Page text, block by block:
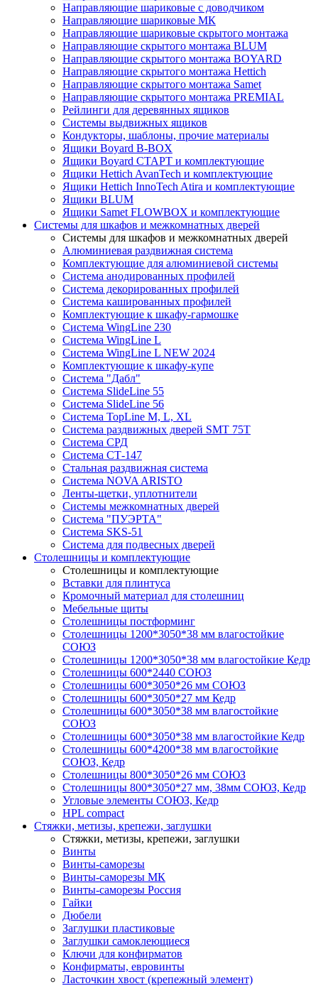
Направляющие шариковые с доводчиком
Направляющие шариковые МК
Направляющие шариковые скрытого монтажа
Направляющие скрытого монтажа BLUM
Направляющие скрытого монтажа BOYARD
Направляющие скрытого монтажа Hettich
Направляющие скрытого монтажа Samet
Направляющие скрытого монтажа PREMIAL
Рейлинги для деревянных ящиков
Системы выдвижных ящиков
Кондукторы, шаблоны, прочие материалы
Ящики Boyard B-BOX
Ящики Boyard СТАРТ и комплектующие
Ящики Hettich AvanTech и комплектующие
Ящики Hettich InnoTech Atira и комплектующие
Ящики BLUM
Ящики Samet FLOWBOX и комплектующие
Системы для шкафов и межкомнатных дверей
Системы для шкафов и межкомнатных дверей
Алюминиевая раздвижная система
Комплектующие для алюминиевой системы
Система анодированных профилей
Система декорированных профилей
Система кашированных профилей
Комплектующие к шкафу-гармошке
Система WingLine 230
Система WingLine L
Система WingLine L NEW 2024
Комплектующие к шкафу-купе
Система "Дабл"
Система SlideLine 55
Система SlideLine 56
Система TopLine M, L, XL
Система раздвижных дверей SMT 75T
Система СРД
Система СТ-147
Стальная раздвижная система
Система NOVA ARISTO
Ленты-щетки, уплотнители
Системы межкомнатных дверей
Система "ПУЭРТА"
Система SKS-51
Система для подвесных дверей
Столешницы и комплектующие
Столешницы и комплектующие
Вставки для плинтуса
Кромочный материал для столешниц
Мебельные щиты
Столешницы постформинг
Столешницы 1200*3050*38 мм влагостойкие
СОЮЗ
Столешницы 1200*3050*38 мм влагостойкие Кедр
Столешницы 600*2440 СОЮЗ
Столешницы 600*3050*26 мм СОЮЗ
Столешницы 600*3050*27 мм Кедр
Столешницы 600*3050*38 мм влагостойкие
СОЮЗ
Столешницы 600*3050*38 мм влагостойкие Кедр
Столешницы 600*4200*38 мм влагостойкие
СОЮЗ, Кедр
Столешницы 800*3050*26 мм СОЮЗ
Столешницы 800*3050*27 мм, 38мм СОЮЗ, Кедр
Угловые элементы СОЮЗ, Кедр
HPL compact
Стяжки, метизы, крепежи, заглушки
Стяжки, метизы, крепежи, заглушки
Винты
Винты-саморезы
Винты-саморезы МК
Винты-саморезы Россия
Гайки
Дюбели
Заглушки пластиковые
Заглушки самоклеющиеся
Ключи для конфирматов
Конфирматы, евровинты
Ласточкин хвост (крепежный элемент)